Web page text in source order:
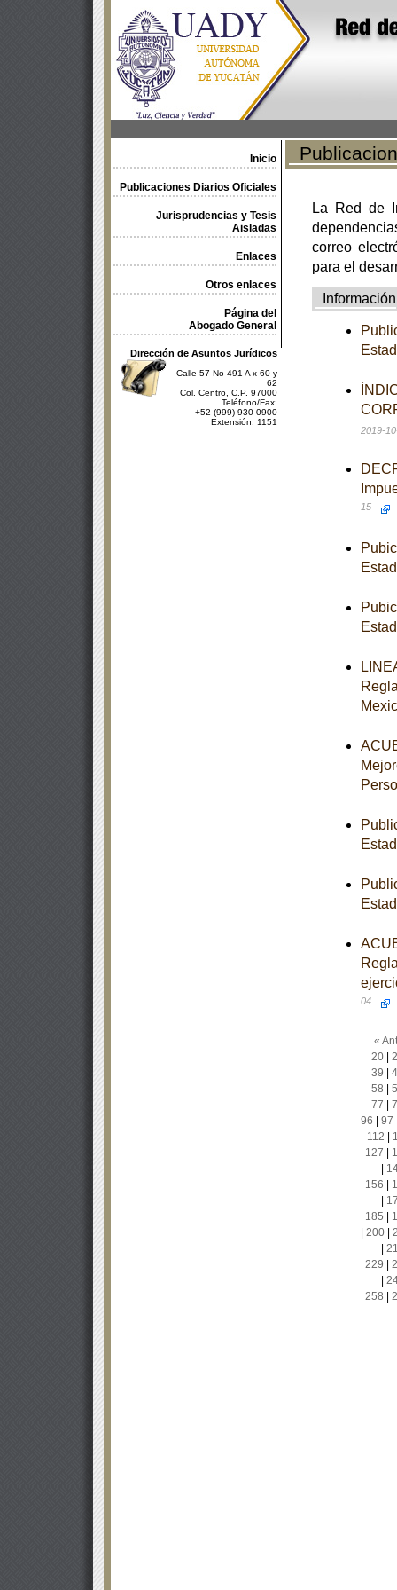
Inicio
Publicaciones Diarios Oficiales
Jurisprudencias y Tesis
Aisladas
Enlaces
Otros enlaces
Página del
Abogado General
Dirección de Asuntos Jurídicos
Calle 57 No 491 A x 60 y
62
Col. Centro, C.P. 97000
Teléfono/Fax:
+52 (999) 930-0900
Extensión: 1151
La Red de
correo
para el
Información
2019-
15
04
«
20|
39
58
77
96
97
112
127
156
185
200|
229
258